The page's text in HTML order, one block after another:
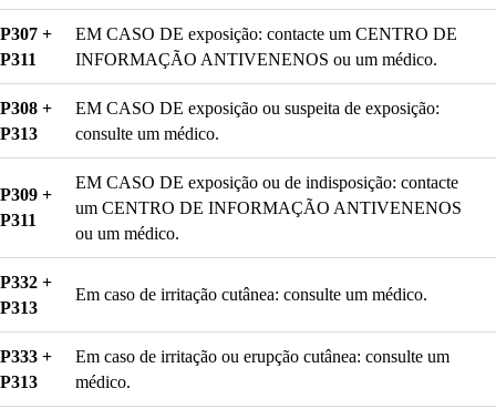
P307 +
P311
EM CASO DE exposição: contacte um CENTRO DE
INFORMAÇÃO ANTIVENENOS ou um médico.
P308 +
P313
EM CASO DE exposição ou suspeita de exposição:
consulte um médico.
P309 +
P311
EM CASO DE exposição ou de indisposição: contacte
um CENTRO DE INFORMAÇÃO ANTIVENENOS
ou um médico.
P332 +
P313
Em caso de irritação cutânea: consulte um médico.
P333 +
P313
Em caso de irritação ou erupção cutânea: consulte um
médico.